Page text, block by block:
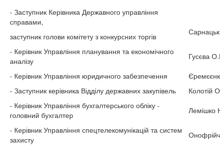
- Заступник Керівника Державного управління
справами,
заступник голови комітету з конкурсних торгів
- Керівник Управління планування та економічного
аналізу
Гусєва
- Керівник Управління юридичного забезпечення
- Заступник керівника Відділу державних закупівель
Колотій
- Керівник Управління бухгалтерського обліку -
головний бухгалтер
Лемішко
- Керівник Управління спецтелекомунікацій та систем
захисту